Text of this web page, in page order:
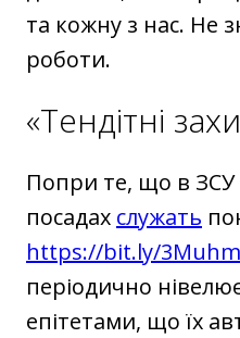
та кожну з нас. Не
роботи.
«Тендітні
Попри те, що в ЗСУ
посадах служать
https://bit.ly/
періодично
епітетами, що їх